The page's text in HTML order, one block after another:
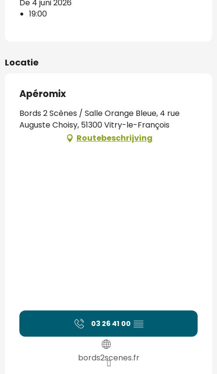
De 4 juni 2026
19:00
Locatie
Apéromix
Bords 2 Scènes / Salle Orange Bleue, 4 rue
Auguste Choisy, 51300 Vitry-le-François
Routebeschrijving
03 26 41 00 ▒▒
bords2scenes.fr